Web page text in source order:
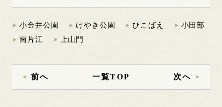
小金井公園 けやき公園 ひこばえ
小田部
南片江
上山門
前へ 一覧TOP 次へ